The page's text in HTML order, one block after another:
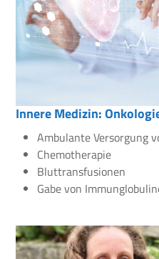
Innere Medizin:
Ambulante Versorgung
Chemotherapie
Bluttransfusionen
Gabe von